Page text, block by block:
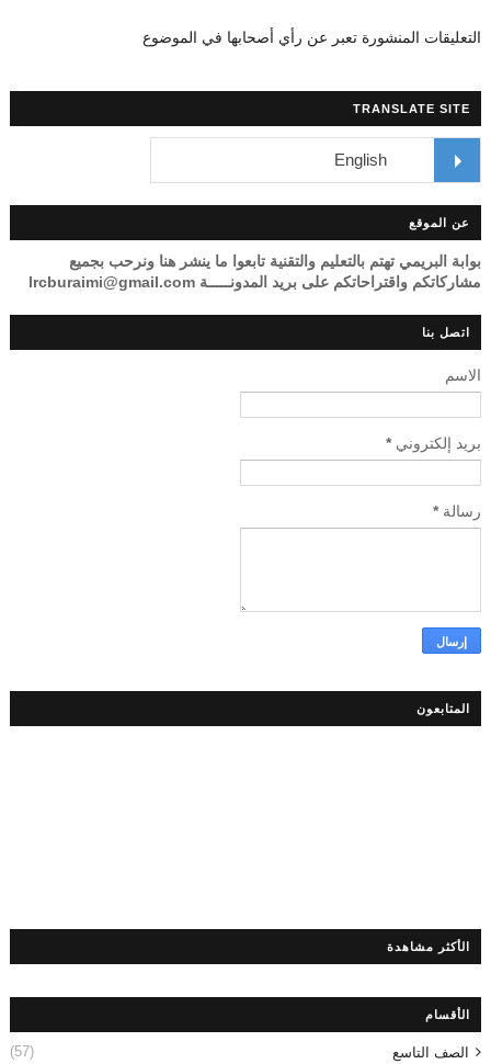
التعليقات المنشورة تعبر عن رأي أصحابها في الموضوع
TRANSLATE SITE
عن الموقع
بوابة البريمي تهتم بالتعليم والتقنية تابعوا ما ينشر هنا ونرحب بجميع
مشاركاتكم واقتراحاتكم على بريد المدونـــــة lrcburaimi@gmail.com
اتصل بنا
الاسم
بريد إلكتروني*
رسالة*
المتابعون
الأكثر مشاهدة
الأقسام
الصف التاسع
(57)